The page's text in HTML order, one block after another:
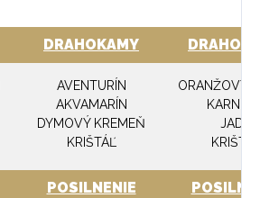
DRAHOKAMY
AVENTURÍN
AKVAMARÍN
DYMOVÝ KREMEŇ
KRIŠTÁĽ
ORANŽOVÝ
JADE
KRIŠTÁĽ
POSILNENIE